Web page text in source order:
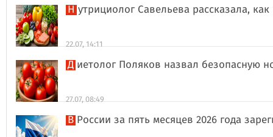
Нутрициолог Савельева рассказала,
22.07, 14:11
Диетолог Поляков назвал безопасную
27.07, 08:49
В России за пять месяцев 2026 года